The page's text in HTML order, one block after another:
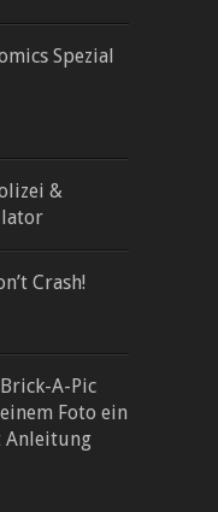
Spezial
&
Crash!
A-Pic
Foto ein
Anleitung